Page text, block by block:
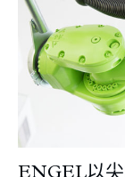
ENGEL以